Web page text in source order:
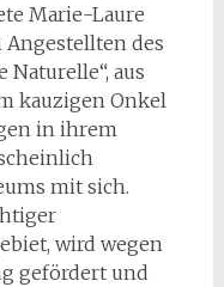
Marie-Laure
des
Naturelle“, aus
kauzigen Onkel
in ihrem
mit sich.
wird wegen
gefördert und